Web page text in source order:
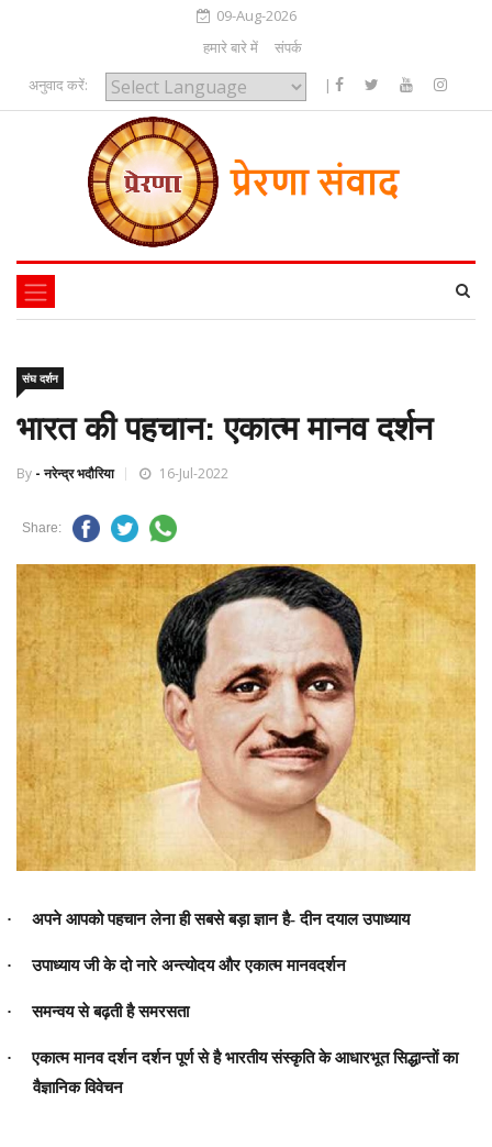
09-Aug-2026
हमारे बारे में
संपर्क
अनुवाद करें:
Powered by
|
संघ दर्शन
भारत की पहचान: एकात्म मानव दर्शन
By - नरेन्द्र भदौरिया 16-Jul-2022
Share:
· अपने आपको पहचान लेना ही सबसे बड़ा ज्ञान है- दीन दयाल उपाध्याय
· उपाध्याय जी के दो नारेअन्त्योदयऔरएकात्म मानवदर्शन
· समन्वय से बढ़ती है समरसता
·
एकात्म मानव दर्शन दर्शन पूर्ण से है भारतीय संस्कृति के आधारभूत सिद्धान्तों का
वैज्ञानिक विवेचन